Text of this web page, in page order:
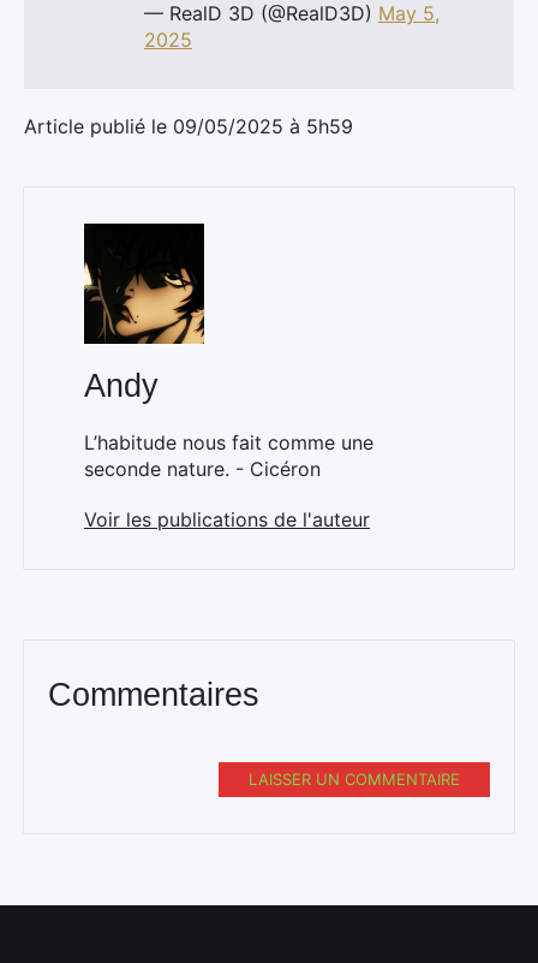
— RealD 3D (@RealD3D) May 5,
2025
Article publié le 09/05/2025 à 5h59
Andy
L’habitude nous fait comme une
seconde nature. - Cicéron
Voir les publications de l'auteur
Commentaires
LAISSER UN COMMENTAIRE